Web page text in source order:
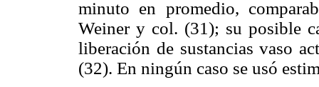
minuto en promedio,
Weiner y col. (31); su posible
liberación de sustancias vaso
(32). En ningún caso se usó